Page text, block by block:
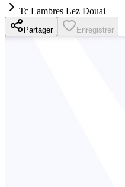
Tc Lambres Lez Douai
Partager Enregistrer